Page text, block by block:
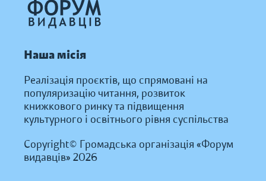
Наша місія
Реалізація проєктів, що спрямовані на
популяризацію читання, розвиток
книжкового ринку та підвищення
культурного і освітнього рівня суспільства
Copyright© Громадська організація «Форум
видавців» 2026